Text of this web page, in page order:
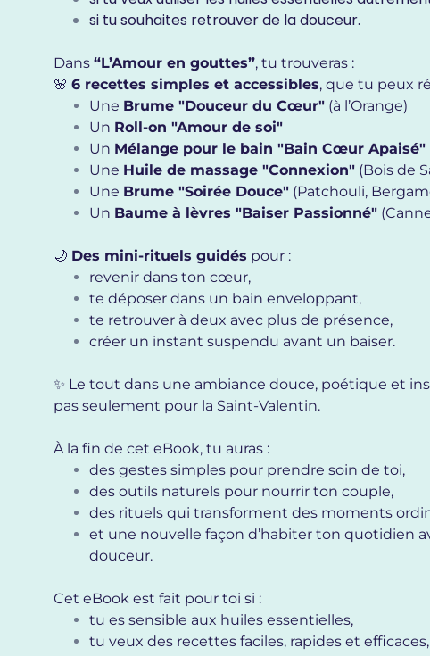
si tu souhaites retrouver de la douceur.
Dans “L’Amour en gouttes”, tu trouveras :
🌸 6 recettes simples et accessibles, que tu peux
Une Brume "Douceur du Cœur" (à l’Orange)
Un Roll-on "Amour de soi"
Un Mélange pour le bain "Bain Cœur Apaisé"
Une Huile de massage "Connexion" (Bois de
Une Brume "Soirée Douce" (Patchouli,
Un Baume à lèvres "Baiser Passionné"
🌙 Des mini-rituels guidés pour :
revenir dans ton cœur,
te déposer dans un bain enveloppant,
te retrouver à deux avec plus de présence,
créer un instant suspendu avant un baiser.
✨ Le tout dans une ambiance douce, poétique et
pas seulement pour la Saint-Valentin.
À la fin de cet eBook, tu auras :
des gestes simples pour prendre soin de toi,
des outils naturels pour nourrir ton couple,
des rituels qui transforment des moments
et une nouvelle façon d’habiter ton quotidien
douceur.
Cet eBook est fait pour toi si :
tu es sensible aux huiles essentielles,
tu veux des recettes faciles, rapides et efficaces,